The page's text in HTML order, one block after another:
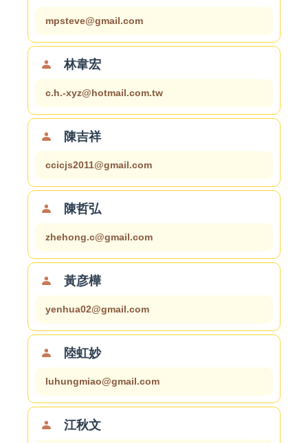
mpsteve@gmail.com
林韋宏
c.h.-xyz@hotmail.com.tw
陳吉祥
ccicjs2011@gmail.com
陳哲弘
zhehong.c@gmail.com
黃彦樺
yenhua02@gmail.com
陸虹妙
luhungmiao@gmail.com
江秋文